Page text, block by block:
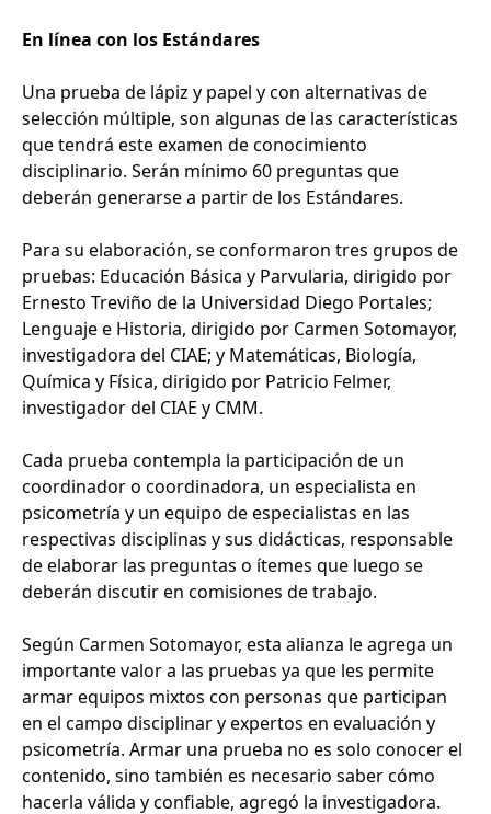
En línea con los Estándares
Una prueba de lápiz y papel y con alternativas de
selección múltiple, son algunas de las características
que tendrá este examen de conocimiento
disciplinario. Serán mínimo 60 preguntas que
deberán generarse a partir de los Estándares.
Para su elaboración, se conformaron tres grupos de
pruebas: Educación Básica y Parvularia, dirigido por
Ernesto Treviño de la Universidad Diego Portales;
Lenguaje e Historia, dirigido por Carmen Sotomayor,
investigadora del CIAE; y Matemáticas, Biología,
Química y Física, dirigido por Patricio Felmer,
investigador del CIAE y CMM.
Cada prueba contempla la participación de un
coordinador o coordinadora, un especialista en
psicometría y un equipo de especialistas en las
respectivas disciplinas y sus didácticas, responsable
de elaborar las preguntas o ítemes que luego se
deberán discutir en comisiones de trabajo.
Según Carmen Sotomayor, esta alianza le agrega un
importante valor a las pruebas ya que les permite
armar equipos mixtos con personas que participan
en el campo disciplinar y expertos en evaluación y
psicometría. Armar una prueba no es solo conocer el
contenido, sino también es necesario saber cómo
hacerla válida y confiable, agregó la investigadora.